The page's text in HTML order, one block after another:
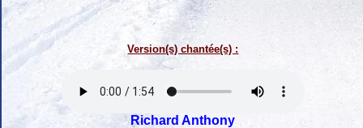
Version(s) chantée(s) :
Richard Anthony